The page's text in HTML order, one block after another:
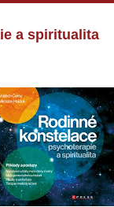
a spiritualita